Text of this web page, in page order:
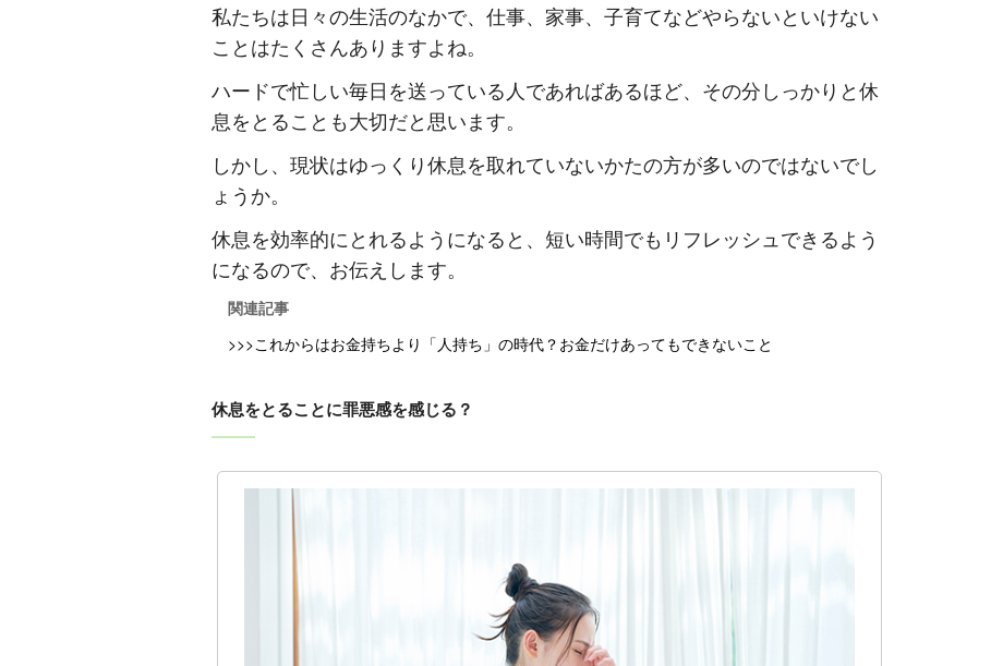
私たちは日々の生活のなかで、仕事、家事、子育てなどやらないといけない
ことはたくさんありますよね。
ハードで忙しい毎日を送っている人であればあるほど、その分しっかりと休
息をとることも大切だと思います。
しかし、現状はゆっくり休息を取れていないかたの方が多いのではないでし
ょうか。
休息を効率的にとれるようになると、短い時間でもリフレッシュできるよう
になるので、お伝えします。
関連記事
>>>これからはお金持ちより「人持ち」の時代？お金だけあってもできないこと
休息をとることに罪悪感を感じる？